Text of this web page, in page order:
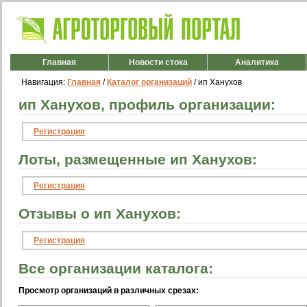
Главная Новости стока Аналитика
Навигация: Главная / Каталог организаций / ип Ханухов
ип Ханухов, профиль организации:
Регистрация
Лоты, размещенные ип Ханухов:
Регистрация
Отзывы о ип Ханухов:
Регистрация
Все организации каталога:
Просмотр организаций в различных срезах: